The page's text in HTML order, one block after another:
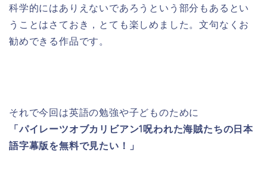
科学的にはありえないであろうという部分もあるとい
うことはさておき，とても楽しめました。文句なくお
勧めできる作品です。
それで今回は英語の勉強や子どものために
「パイレーツオブカリビアン1呪われた海賊たちの日本
語字幕版を無料で見たい！」